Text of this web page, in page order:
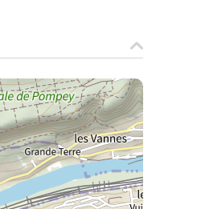
La Meurthe & Moselle en instantanée,
recherchez ce que vous voulez